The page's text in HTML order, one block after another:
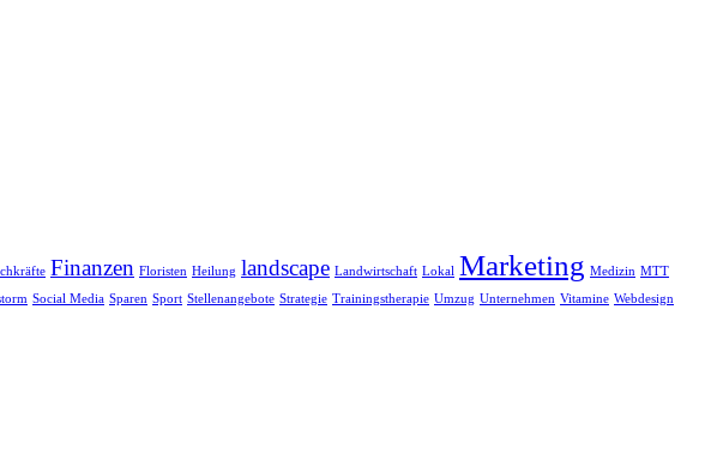
Finanzen Floristen Heilung landscape Landwirtschaft Lokal Marketing Medizin MTT
Social Media Sparen Sport Stellenangebote Strategie Trainingstherapie Umzug Unternehmen Vitamine Webdesign